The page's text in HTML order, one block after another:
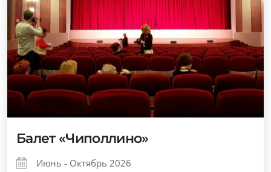
Балет «Чиполлино»
Июнь - Октябрь 2026